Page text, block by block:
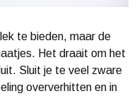
te bieden, maar de
Het draait om het
Sluit je te veel zware
oververhitten en in